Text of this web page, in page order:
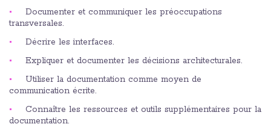
Documenter et communiquer les préoccupations
transversales.
Décrire les interfaces.
Expliquer et documenter les décisions architecturales.
Utiliser la documentation comme moyen de
communication écrite.
Connaître les ressources et outils supplémentaires pour la
documentation.